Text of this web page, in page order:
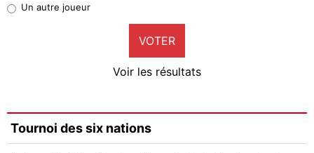
9%
Faris Moumbagna
5%
Un autre joueur
VOTER
Voir les résultats
Tournoi des six nations